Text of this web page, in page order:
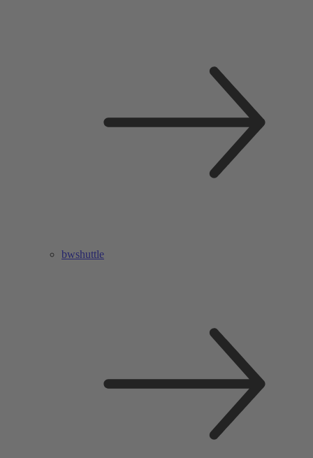
bwshuttle